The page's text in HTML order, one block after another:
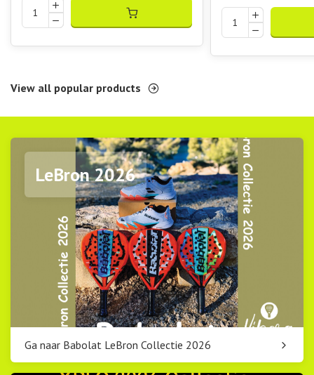
View all popular products
LeBron 2026
Ga naar Babolat LeBron Collectie 2026